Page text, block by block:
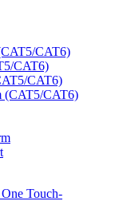
CAT6)
CAT6)
CAT6)
(CAT5/CAT6)